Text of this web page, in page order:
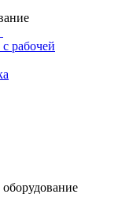
рабочей